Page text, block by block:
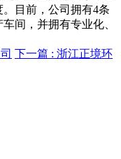
目前，公司拥有4条
间，并拥有专业化、
下一篇 : 浙江正境环